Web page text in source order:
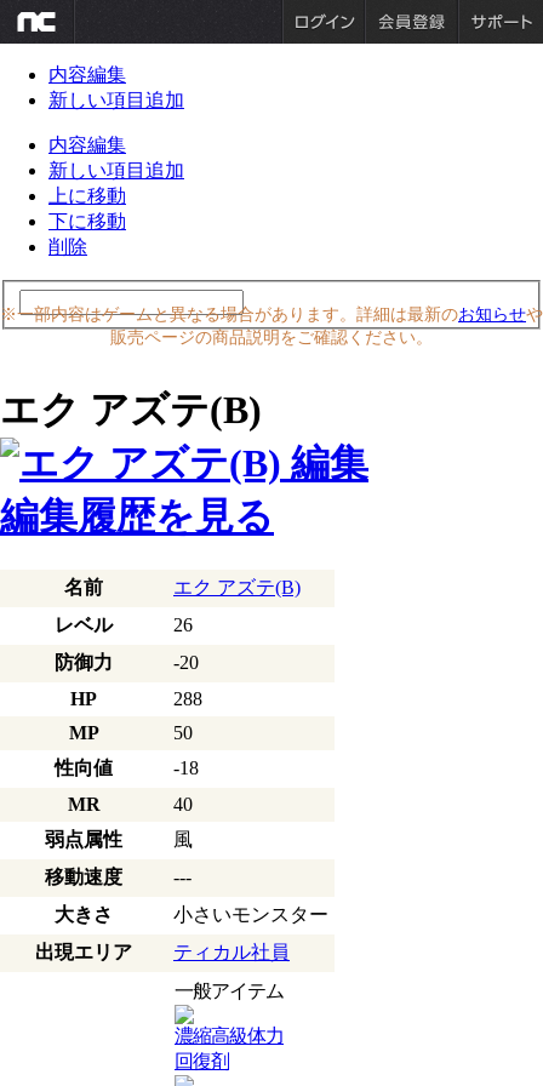
内容編集
新しい項目追加
内容編集
新しい項目追加
上に移動
下に移動
削除
※一部内容はゲームと異なる場合があります。詳細は最新のお知らせや
販売ページの商品説明をご確認ください。
エク アズテ(B)
編集履歴を見る
名前
エク アズテ(B)
レベル
26
防御力
-20
HP
288
MP
50
性向値
-18
MR
40
弱点属性
風
移動速度
---
大きさ
小さいモンスター
出現エリア
ティカル社員
一般アイテム
濃縮高級体力
回復剤